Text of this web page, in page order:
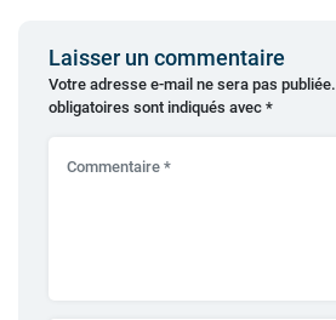
Laisser un commentaire
Votre adresse e-mail ne sera pas publiée.
obligatoires sont indiqués avec *